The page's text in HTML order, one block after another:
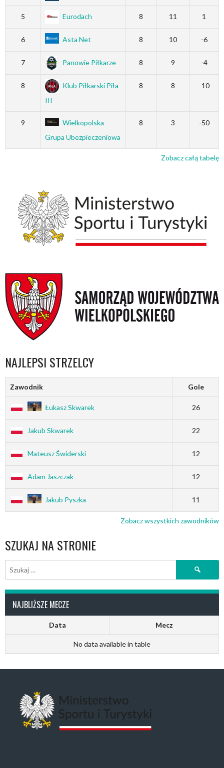
5 Eurodach 8 11 1
6 Asta Net 8 10 -6
7 Panowie Piłkarze 8 9 -4
8
Klub Piłkarski Piła
III
8 8 -10
9
Wielkopolska
Grupa Ubezpieczeniowa
8 3 -50
Zobacz całą tabelę
NAJLEPSI STRZELCY
Zawodnik Gole
Łukasz Skwarek 26
Jakub Skwarek 22
Mateusz Świderski 12
Adam Jaszczak 12
Jakub Pyszka 11
Zobacz wszystkich zawodników
SZUKAJ NA STRONIE
Szukaj:
NAJBLIŻSZE MECZE
Data Mecz
No data available in table